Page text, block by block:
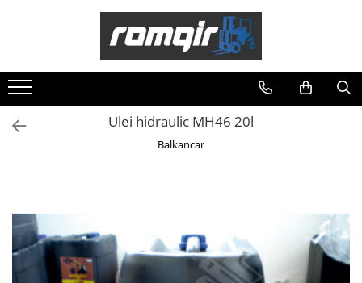
Piese Motor
Piese Motor D 2500
Piese Motor D 3900
Role Catarg
Piese Punte Fata
Butuci Balkancar
Ulei hidraulic MH46 20l
Balkancar